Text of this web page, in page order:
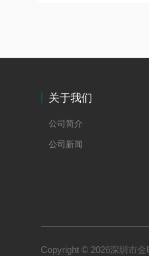
关于我们
公司简介
公司新闻
Copyright © 2026深圳市